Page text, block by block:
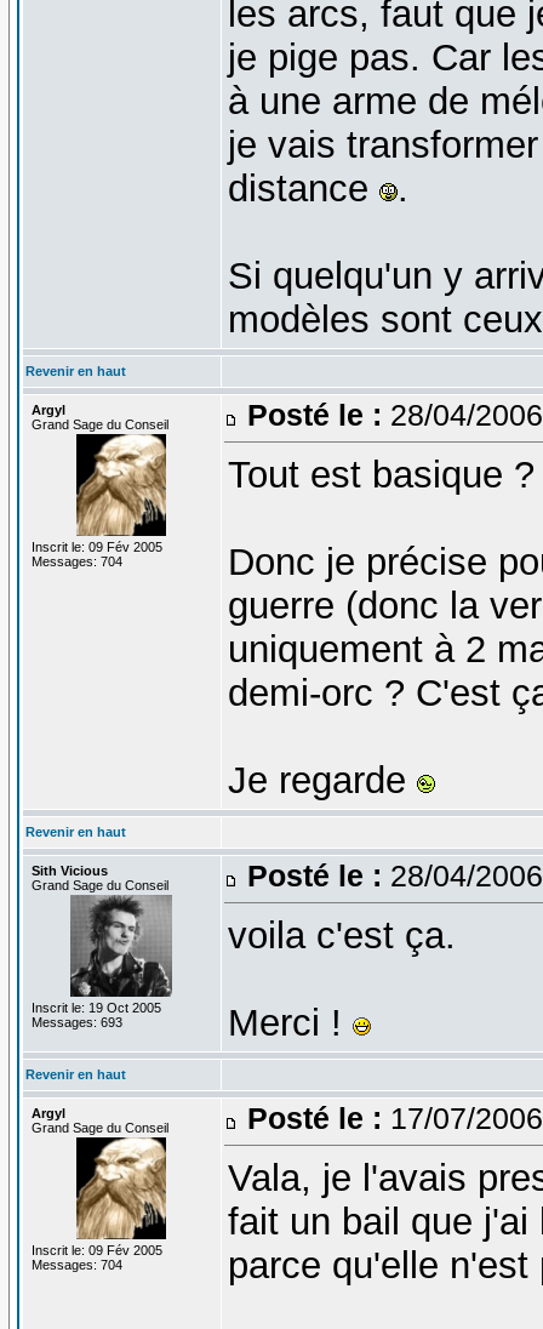
les arcs, faut que
je pige pas. Car
à une arme de
je vais
distance
.
Si quelqu'un y
modèles sont
Revenir en haut
Argyl
Grand Sage du Conseil
Inscrit le: 09 Fév 2005
Messages: 704
Posté le : 28/04/
Tout est basique ?
Donc je précise
guerre (donc la
uniquement à 2
demi-orc ? C'est
Je regarde
Revenir en haut
Sith Vicious
Grand Sage du Conseil
Inscrit le: 19 Oct 2005
Messages: 693
Posté le : 28/04/
voila c'est ça.
Merci !
Revenir en haut
Argyl
Grand Sage du Conseil
Inscrit le: 09 Fév 2005
Messages: 704
Posté le : 17/07/
Vala, je l'avais
fait un bail que
parce qu'elle n'est